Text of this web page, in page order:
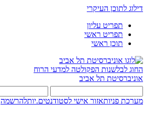
דילוג לתוכן העיקרי
תפריט עליון
תפריט ראשי
תוכן ראשי
החוג לבלשנות הפקולטה למדעי הרוח
אוניברסיטת תל אביב
מערכת פניותאזור אישי לסטודנטים.יותלהרשמה